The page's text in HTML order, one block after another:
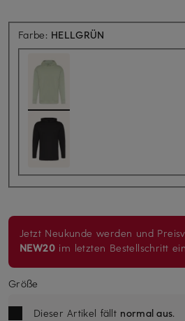
Farbe: HELLGRÜN
Jetzt Neukunde werden und
NEW20 im letzten Bestellschritt
Größe
Dieser Artikel fällt normal aus.